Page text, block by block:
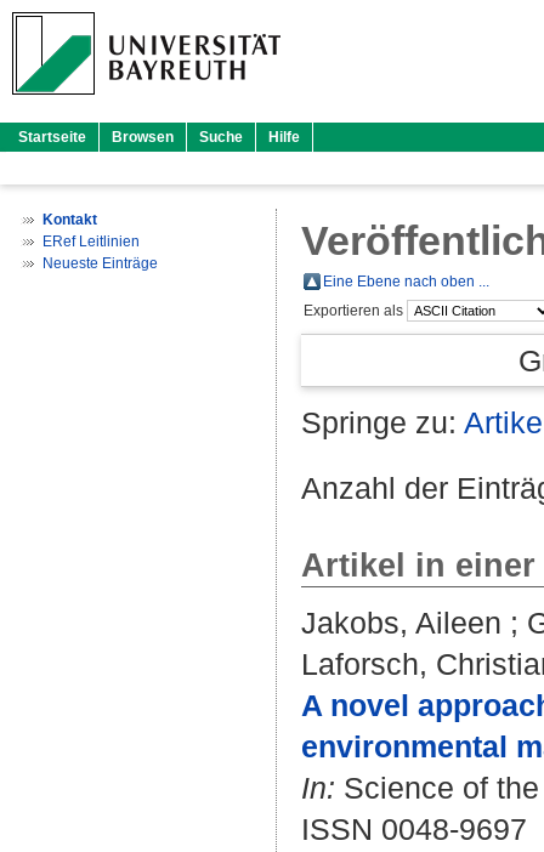
Startseite Browsen Suche Hilfe
Kontakt
ERef Leitlinien
Neueste Einträge
Eine Ebene nach oben ...
Exportieren als
Springe zu:
Anzahl der
Artikel in
Jakobs, Aileen ;
Laforsch,
A novel
environmental
In: Science of
ISSN 0048-9697